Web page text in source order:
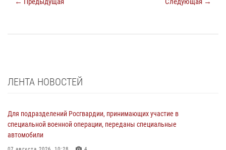
ЛЕНТА НОВОСТЕЙ
Для подразделений Росгвардии, принимающих участие в
специальной военной операции, переданы специальные
автомобили